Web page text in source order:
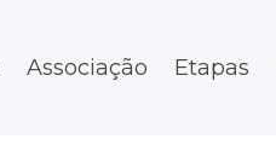
Associação Etapas